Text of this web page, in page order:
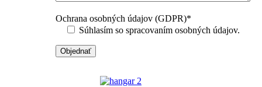
Ochrana osobných údajov (GDPR)*
Súhlasím so spracovaním osobných údajov.